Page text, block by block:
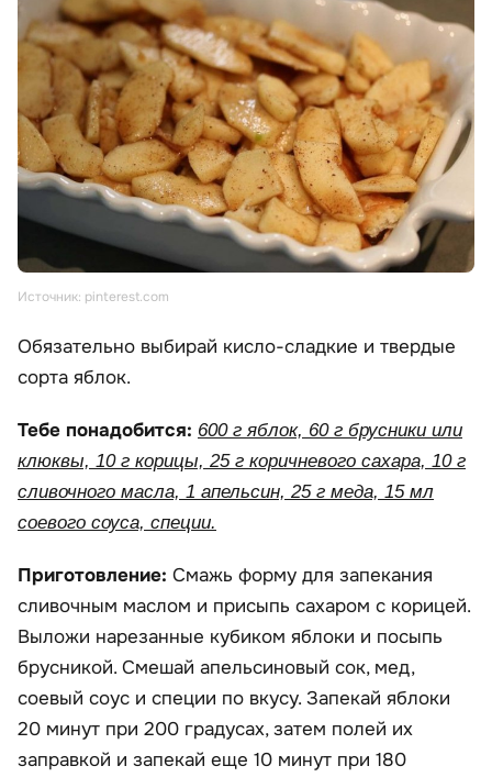
Источник: pinterest.com
Обязательно выбирай кисло-сладкие и твердые
сорта яблок.
Тебе понадобится: 600 г яблок, 60 г брусники или
клюквы, 10 г корицы, 25 г коричневого сахара, 10 г
сливочного масла, 1 апельсин, 25 г меда, 15 мл
соевого соуса, специи.
Приготовление: Смажь форму для запекания
сливочным маслом и присыпь сахаром с корицей.
Выложи нарезанные кубиком яблоки и посыпь
брусникой. Смешай апельсиновый сок, мед,
соевый соус и специи по вкусу. Запекай яблоки
20 минут при 200 градусах, затем полей их
заправкой и запекай еще 10 минут при 180